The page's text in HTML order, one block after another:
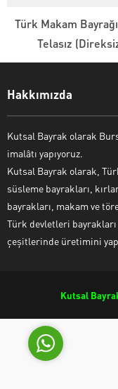
Türk Makam
Telasız
Hakkımızda
Kutsal Bayrak olarak
imalâtı yapıyoruz.
Kutsal Bayrak olarak,
süsleme bayrakları,
bayrakları, makam ve
Türk devletleri
çeşitlerinde üretimini
Kutsal